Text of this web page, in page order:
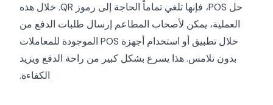
حل POS، فإنها تلغي تماماً الحاجة إلى رموز QR. خلال هذه
العملية، يمكن لأصحاب المطاعم إرسال طلبات الدفع من
خلال تطبيق أو استخدام أجهزة POS الموجودة للمعاملات
بدون تلامس. هذا يسرع بشكل كبير من راحة الدفع ويزيد
الكفاءة.